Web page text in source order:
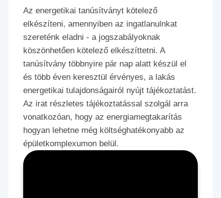
Az energetikai tanúsítványt kötelező
elkészíteni, amennyiben az ingatlanulnkat
szereténk eladni - a jogszabályoknak
köszönhetően kötelező elkészíttetni. A
tanúsítvány többnyire pár nap alatt készül el
és több éven keresztül érvényes, a lakás
energetikai tulajdonságairól nyújt tájékoztatást.
Az irat részletes tájékoztatással szolgál arra
vonatkozóan, hogy az energiamegtakarítás
hogyan lehetne még költséghatékonyabb az
épületkomplexumon belül.